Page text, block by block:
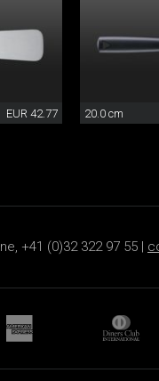
EUR 42.77 20.0 cm
+41 (0)32 322 97 55 |